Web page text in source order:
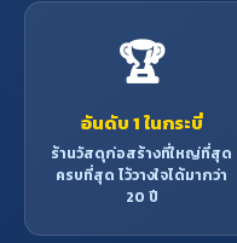
🏆
อันดับ 1 ในกระบี่
ร้านวัสดุก่อสร้างที่ใหญ่ที่สุด
ครบที่สุด ไว้วางใจได้มากว่า
20 ปี